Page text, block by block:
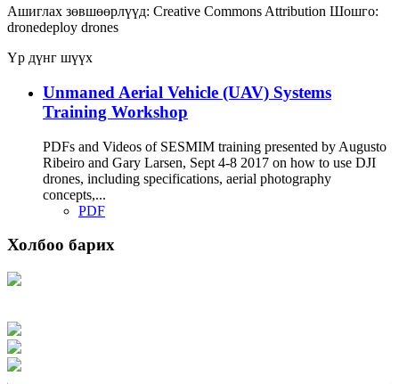
Ашиглах зөвшөөрлүүд: Creative Commons Attribution Шошго:
dronedeploy drones
Үр дүнг шүүх
Unmaned Aerial Vehicle (UAV) Systems
Training Workshop
PDFs and Videos of SESMIM training presented by Augusto
Ribeiro and Gary Larsen, Sept 4-8 2017 on how to use DJI
drones, including specifications, aerial photography
concepts,...
PDF
Холбоо барих